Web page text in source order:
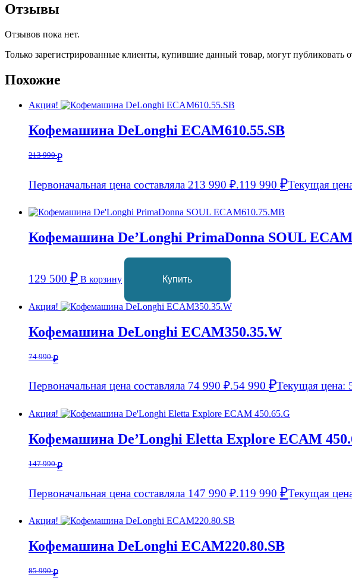
Отзывы
Отзывов пока нет.
Только зарегистрированные клиенты, купившие данный товар, могут публиковать
Похожие
Акция!
Кофемашина DeLonghi ECAM610.55.SB
213 990₽
Первоначальная цена составляла 213 990 ₽.119 990 ₽Текущая
Кофемашина De’Longhi PrimaDonna SOUL
129 500 ₽ В корзину Купить
Акция!
Кофемашина DeLonghi ECAM350.35.W
74 990₽
Первоначальная цена составляла 74 990 ₽.54 990 ₽Текущая цена:
Акция!
Кофемашина De’Longhi Eletta Explore ECAM
147 990₽
Первоначальная цена составляла 147 990 ₽.119 990 ₽Текущая
Акция!
Кофемашина DeLonghi ECAM220.80.SB
85 990₽